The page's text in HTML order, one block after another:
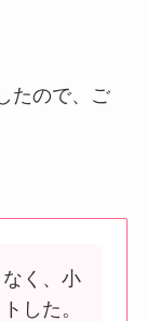
たので、ご
なく、小
した。